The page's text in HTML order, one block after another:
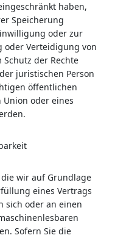
haben,
Speicherung
oder zur
oder Verteidigung von
der Rechte
juristischen Person
öffentlichen
Union oder eines
wir auf Grundlage
eines Vertrags
sich oder an einen
Sofern Sie die